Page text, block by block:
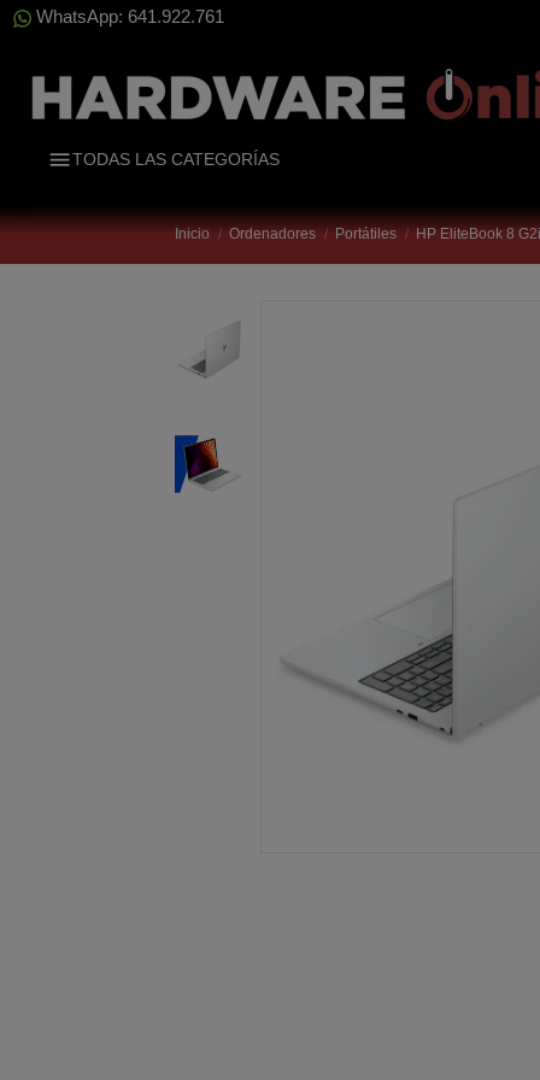
WhatsApp: 641.922.761
TODAS LAS CATEGORÍAS
Inicio Ordenadores Portátiles HP EliteBook 8